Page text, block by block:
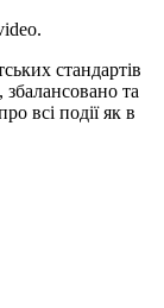
стандартів
збалансовано та
всі події як в